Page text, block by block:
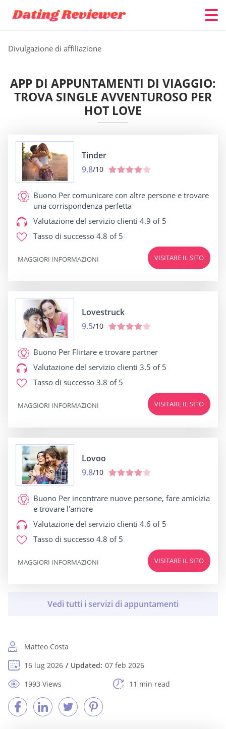
Divulgazione di affiliazione
APP DI APPUNTAMENTI DI VIAGGIO:
TROVA SINGLE AVVENTUROSO PER
HOT LOVE
Tinder
9.8/10
Buono Per comunicare con altre persone e trovare
una corrispondenza perfetta
Valutazione del servizio clienti 4.9 of 5
Tasso di successo 4.8 of 5
VISITARE IL SITO
MAGGIORI INFORMAZIONI
Lovestruck
9.5/10
Buono Per Flirtare e trovare partner
Valutazione del servizio clienti 3.5 of 5
Tasso di successo 3.8 of 5
VISITARE IL SITO
MAGGIORI INFORMAZIONI
Lovoo
9.8/10
Buono Per incontrare nuove persone, fare amicizia
e trovare l'amore
Valutazione del servizio clienti 4.6 of 5
Tasso di successo 4.8 of 5
VISITARE IL SITO
MAGGIORI INFORMAZIONI
Matteo Costa
16 lug 2026
Updated: 07 feb 2026
1993 Views
11 min read